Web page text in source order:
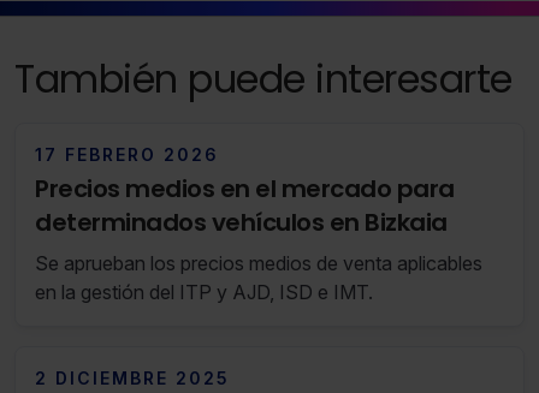
También puede interesarte
17 FEBRERO 2026
Precios medios en el mercado para
determinados vehículos en Bizkaia
Se aprueban los precios medios de venta aplicables
en la gestión del ITP y AJD, ISD e IMT.
2 DICIEMBRE 2025